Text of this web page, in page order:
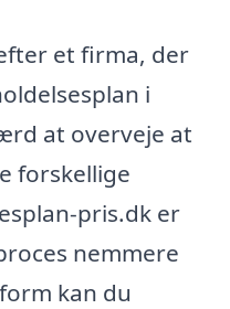
et firma, der
i
at overveje at
forskellige
pris.dk er
nemmere
kan du